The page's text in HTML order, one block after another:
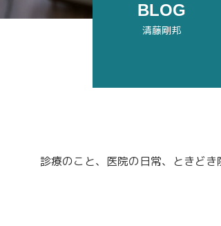
BLOG
清藤剛邦
診療のこと、医院の日常、ときどき